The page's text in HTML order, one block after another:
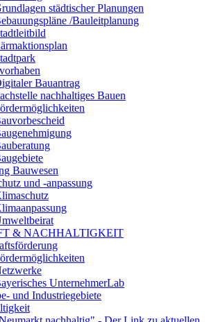
städtischer Planungen
/Bauleitplanung
Bauantrag
nachhaltiges Bauen
Bauwesen
und -anpassung
& NACHHALTIGKEIT
UnternehmerLab
und Industriegebiete